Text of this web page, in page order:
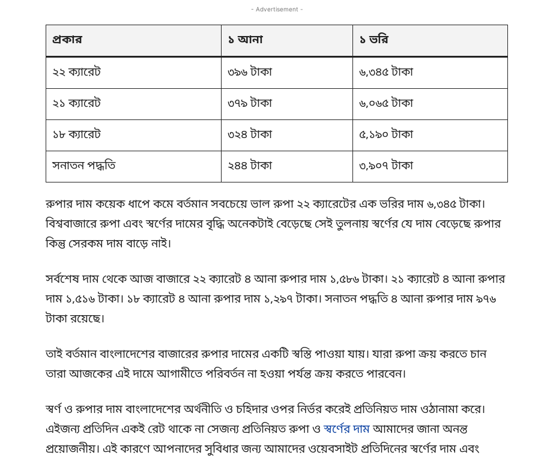
- Advertisement -
প্রকার ১ আনা ১ ভরি
২২ ক্যারেট ৩৯৬ টাকা ৬,৩৪৫ টাকা
২১ ক্যারেট ৩৭৯ টাকা ৬,০৬৫ টাকা
১৮ ক্যারেট ৩২৪ টাকা ৫,১৯০ টাকা
সনাতন পদ্ধতি ২৪৪ টাকা ৩,৯০৭ টাকা
রুপার দাম কয়েক ধাপে কমে বর্তমান সবচেয়ে ভাল রুপা ২২ ক্যারেটের এক ভরির দাম ৬,৩৪৫ টাকা।
বিশ্ববাজারে রুপা এবং স্বর্ণের দামের বৃদ্ধি অনেকটাই বেড়েছে সেই তুলনায় স্বর্ণের যে দাম বেড়েছে রুপার
কিন্তু সেরকম দাম বাড়ে নাই।
সর্বশেষ দাম থেকে আজ বাজারে ২২ ক্যারেট ৪ আনা রুপার দাম ১,৫৮৬ টাকা। ২১ ক্যারেট ৪ আনা রুপার
দাম ১,৫১৬ টাকা। ১৮ ক্যারেট ৪ আনা রুপার দাম ১,২৯৭ টাকা। সনাতন পদ্ধতি ৪ আনা রুপার দাম ৯৭৬
টাকা রয়েছে।
তাই বর্তমান বাংলাদেশের বাজারের রুপার দামের একটি স্বস্তি পাওয়া যায়। যারা রুপা ক্রয় করতে চান
তারা আজকের এই দামে আগামীতে পরিবর্তন না হওয়া পর্যন্ত ক্রয় করতে পারবেন।
স্বর্ণ ও রুপার দাম বাংলাদেশের অর্থনীতি ও চহিদার ওপর নির্ভর করেই প্রতিনিয়ত দাম ওঠানামা করে।
এইজন্য প্রতিদিন একই রেট থাকে না সেজন্য প্রতিনিয়ত রুপা ওস্বর্ণের দামআমাদের জানা অনন্ত
প্রয়োজনীয়। এই কারণে আপনাদের সুবিধার জন্য আমাদের ওয়েবসাইট প্রতিদিনের স্বর্ণের দাম এবং